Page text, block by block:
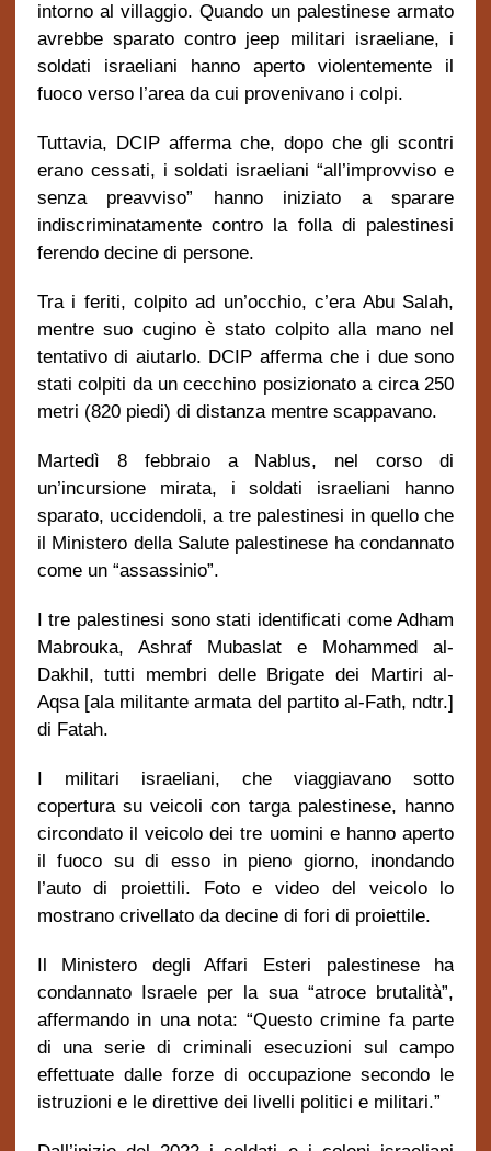
intorno al villaggio. Quando un palestinesearmato
avrebbe sparato contro jeep militari israeliane, i
soldati israeliani hanno aperto
violentemente il
fuoco verso l’area da cui provenivano i colpi.
Tuttavia, DCIP afferma che,dopo chegli scontri
erano cessati, i soldati israeliani “all’improvviso e
senza preavviso” hanno iniziato a sparare
indiscriminatamente contro la folla di palestinesi
ferendo decine di persone.
Tra i feriti, colpito ad un’occhio, c’era Abu Salah,
mentre suo cugino è stato colpito alla mano nel
tentativo di aiutarlo. DCIP afferma che i due sono
stati colpiti da un cecchino posizionato a circa 250
metri (820 piedi) di distanza mentre scappavano.
Martedì 8 febbraio a Nablus, nel corso di
un’incursione mirata, i soldati israeliani hanno
sparato, uccidendoli, a tre palestinesi in quello che
il Ministero della Salute palestinese ha condannato
come un “assassinio”.
I tre palestinesi sono stati identificati come Adham
Mabrouka, Ashraf Mubaslat e Mohammed al-
Dakhil, tutti membri delle Brigate dei Martiri al-
Aqsa [ala militante armata del partito al-Fath, ndtr.]
di Fatah.
I militari israeliani, che viaggiavano sotto
copertura su veicoli con targa palestinese, hanno
circondato il veicolo dei tre uomini e hanno aperto
il fuoco su di esso in pieno giorno, inondando
l’auto di proiettili. Foto e video del veicolo lo
mostrano crivellato da decine di fori di proiettile.
Il Ministero degli Affari Esteri palestinese ha
condannato Israele per la sua“atroce brutalità”,
affermando in una nota: “Questo crimine fa parte
di una serie di criminali esecuzioni sul campo
effettuate dalle forze di occupazione secondo le
istruzioni e le direttive dei livelli politici e militari.”